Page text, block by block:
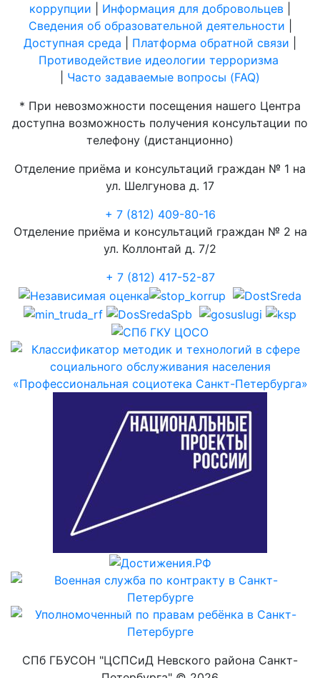
коррупции
Информация для добровольцев
Сведения об образовательной деятельности
Доступная среда
Платформа обратной связи
Противодействие идеологии терроризма
Часто задаваемые вопросы (FAQ)
* При невозможности посещения нашего Центра
доступна возможность получения консультации по
телефону (дистанционно)
Отделение приёма и консультаций граждан № 1 на
ул. Шелгунова д. 17
+ 7 (812) 409-80-16
Отделение приёма и консультаций граждан № 2 на
ул. Коллонтай д. 7/2
+ 7 (812) 417-52-87
СПб ГБУСОН "ЦСПСиД Невского района Санкт-